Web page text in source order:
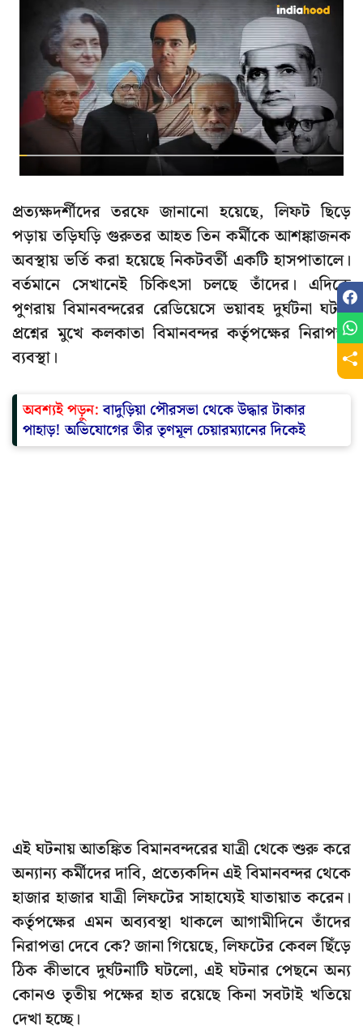
প্রত্যক্ষদর্শীদের তরফে জানানো হয়েছে, লিফট ছিড়ে
পড়ায় তড়িঘড়ি গুরুতর আহত তিন কর্মীকে আশঙ্কাজনক
অবস্থায় ভর্তি করা হয়েছে নিকটবর্তী একটি হাসপাতালে।
বর্তমানে সেখানেই চিকিৎসা চলছে তাঁদের। এদিকে
পুণরায় বিমানবন্দরের রেডিয়েসে ভয়াবহ দুর্ঘটনা ঘটায়
প্রশ্নের মুখে কলকাতা বিমানবন্দর কর্তৃপক্ষের নিরাপত্তা
ব্যবস্থা।
অবশ্যই পড়ুন:বাদুড়িয়া পৌরসভা থেকে উদ্ধার টাকার
পাহাড়! অভিযোগের তীর তৃণমূল চেয়ারম্যানের দিকেই
এই ঘটনায় আতঙ্কিত বিমানবন্দরের যাত্রী থেকে শুরু করে
অন্যান্য কর্মীদের দাবি, প্রত্যেকদিন এই বিমানবন্দর থেকে
হাজার হাজার যাত্রী লিফটের সাহায্যেই যাতায়াত করেন।
কর্তৃপক্ষের এমন অব্যবস্থা থাকলে আগামীদিনে তাঁদের
নিরাপত্তা দেবে কে? জানা গিয়েছে, লিফটের কেবল ছিঁড়ে
ঠিক কীভাবে দুর্ঘটনাটি ঘটলো, এই ঘটনার পেছনে অন্য
কোনও তৃতীয় পক্ষের হাত রয়েছে কিনা সবটাই খতিয়ে
দেখা হচ্ছে।